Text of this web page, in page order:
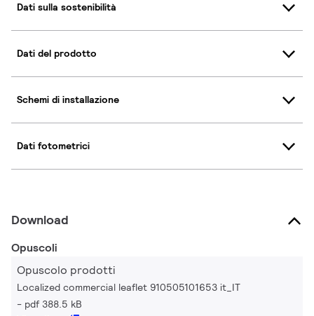
Dati sulla sostenibilità
Dati del prodotto
Schemi di installazione
Dati fotometrici
Download
Opuscoli
Opuscolo prodotti
Localized commercial leaflet 910505101653 it_IT
pdf 388.5 kB